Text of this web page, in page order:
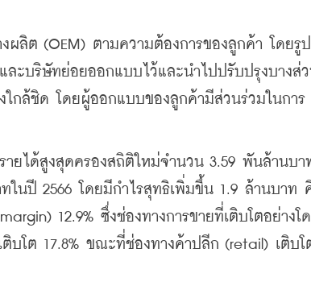
ต (OEM) ตามความต้องการของลูกค้า โดยรู
ะบริษัทย่อยออกแบบไว้และนำไปปรับปรุงบางส่
กล้ชิด โดยผู้ออกแบบของลูกค้ามีส่วนร่วมในการ
ยได้สูงสุดครองสถิติใหม่จำนวน 3.59 พันล้านบา
นปี 2566 โดยมีกำไรสุทธิเพิ่มขึ้น 1.9 ล้านบาท
12.9% ซึ่งช่องทางการขายที่เติบโตอย่างโ
บโต 17.8% ขณะที่ช่องทางค้าปลีก (retail) เติบโ